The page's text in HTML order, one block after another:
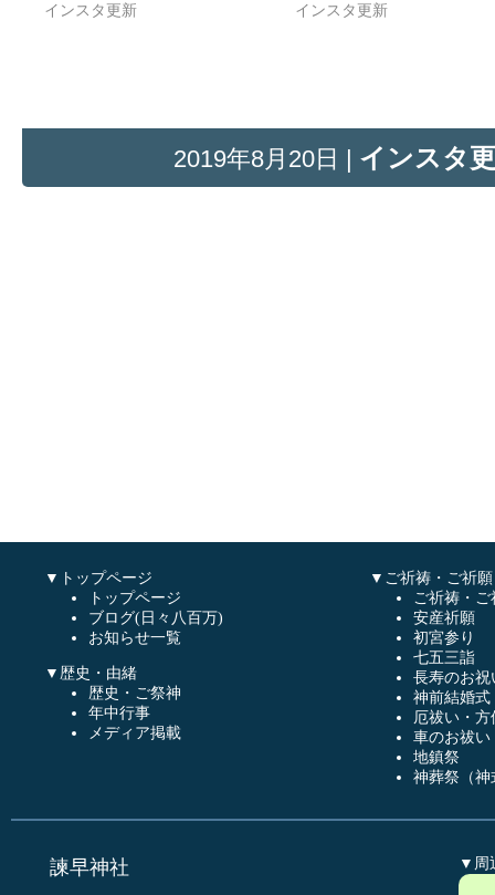
インスタ更新
インスタ更新
2019年8月20日 | インスタ
▼トップページ
トップページ
ブログ(日々八百万)
お知らせ一覧
▼歴史・由緒
歴史・ご祭神
年中行事
メディア掲載
▼ご祈祷・ご祈願
ご祈祷・
安産祈願
初宮参り
七五三詣
長寿のお祝
神前結婚式
厄祓い・方
車のお祓い
地鎮祭
神葬祭（神
諫早神社 ▼周